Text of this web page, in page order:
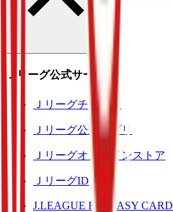
Ｊリーグ公式サービス
Ｊリーグチケット
Ｊリーグ公式アプリ
Ｊリーグオンラインストア
ＪリーグID
J.LEAGUE FANTASY CARD